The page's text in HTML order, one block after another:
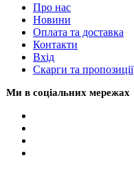
Про нас
Новини
Оплата та доставка
Контакти
Вхiд
Скарги та пропозиції
Ми в соціальних мережах